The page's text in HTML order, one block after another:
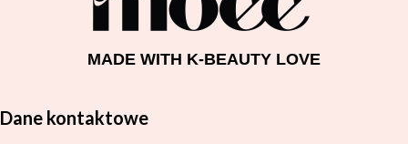
MADE WITH K-BEAUTY LOVE
Dane kontaktowe